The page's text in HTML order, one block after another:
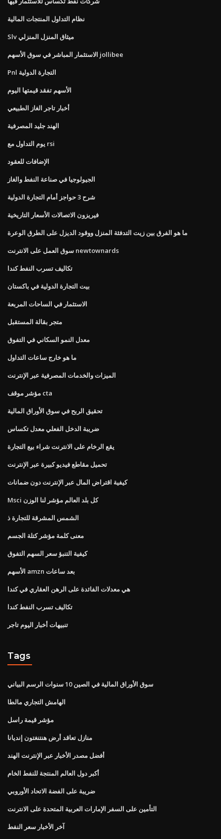
نظام التداول المنتجات المالية
Slv ميثاق المنزل المنزلي
الاستثمار المباشر في سوق الأسهم jollibee
Pnl التجارة الدولية
الأسهم تفقد قيمتها اليوم
أخبار تاجر الغاز الطبيعي
الهند جليد المصرفية
يوم التداول مع rsi
الإضافات للعقود
الجيولوجيا في صناعة النفط والغاز
شرح 3 حواجز أمام التجارة الدولية
فيريزون الاتصالات الأسعار التاريخية
ما هو الفرق بين زيت التدفئة المنزل ووقود الديزل على الطرق الوعرة
سوق العمل على الانترنت newtownards
تكاليف تسرب النفط كندا
بيت التجارة الدولية في باكستان
الاستثمار في الساحات المربعة
متجر بقالة المستقبل
معدل النمو السكاني في التفوق
ما هو خارج ساعات التداول
الميزات والخدمات المصرفية عبر الإنترنت
مؤشر موقف cta
تحقيق الربح في سوق الأوراق المالية
ضريبة الدخل الفعلي معدل تكساس
يقع الرخام على الانترنت شراء بيع التجارة
تحميل مقاطع فيديو كبيرة عبر الإنترنت
كيفية اقتراض المال عبر الإنترنت دون ضمانات
Msci كل بلد العالم مؤشر لنا الوزن
الشمس المشرقة للتجارة ذ
معنى كلمة مؤشر كتلة الجسم
كيفية التنبؤ سعر السهم التفوق
الأسهم amzn بعد ساعات
هي معدلات الفائدة على الرهن العقاري في كندا
تكاليف تسرب النفط كندا
تنبيهات أخبار اليوم تاجر
Tags
سوق الأوراق المالية في الصين 10 سنوات الرسم البياني
الهامش التجاري مالطا
مؤشر قيمة راسل
منازل تعاقد أرض هنتنغتون إنديانا
أفضل مصدر الأخبار عبر الإنترنت الهند
أكبر دول العالم المنتجة للنفط الخام
ضريبة على الفضة الاتحاد الأوروبي
التأمين على السفر الإمارات العربية المتحدة على الانترنت
آخر الأخبار سعر النفط